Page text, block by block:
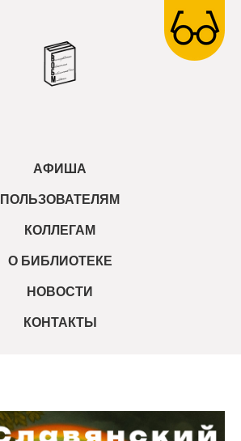
АФИША
ПОЛЬЗОВАТЕЛЯМ
КОЛЛЕГАМ
О БИБЛИОТЕКЕ
НОВОСТИ
КОНТАКТЫ